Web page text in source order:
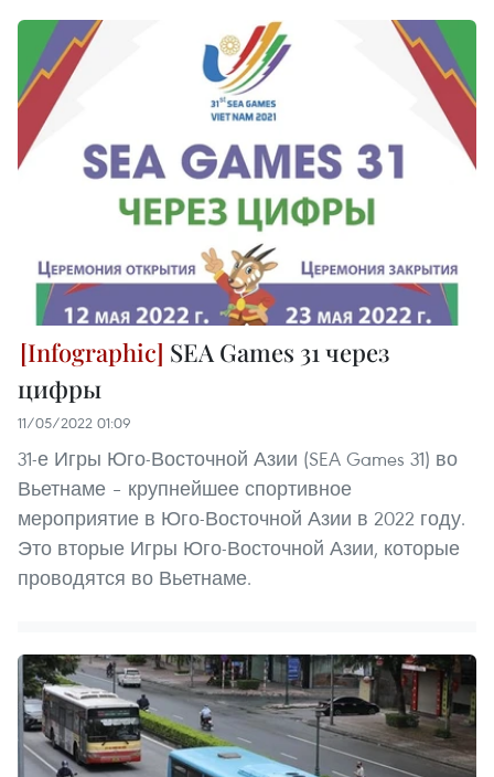
SEA Games 31 через
цифры
11/05/2022 01:09
31-е Игры Юго-Восточной Азии (SEA Games 31) во
Вьетнаме – крупнейшее спортивное
мероприятие в Юго-Восточной Азии в 2022 году.
Это вторые Игры Юго-Восточной Азии, которые
проводятся во Вьетнаме.